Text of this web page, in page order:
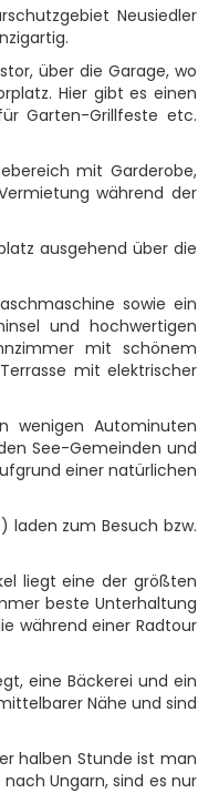
Neusiedler
über die Garage, wo
Hier gibt es einen
Garten-Grillfeste etc.
mit Garderobe,
während der
ausgehend über die
sowie ein
und hochwertigen
mit schönem
mit elektrischer
wenigen Autominuten
See-Gemeinden und
einer natürlichen
laden zum Besuch bzw.
liegt eine der größten
beste Unterhaltung
während einer Radtour
eine Bäckerei und ein
Nähe und sind
halben Stunde ist man
Ungarn, sind es nur